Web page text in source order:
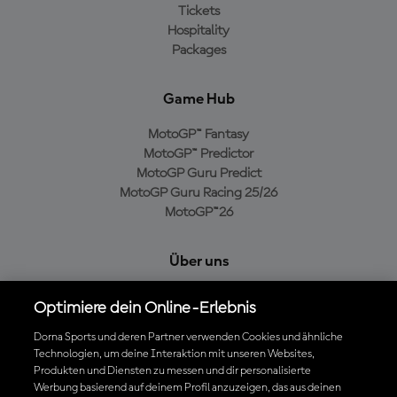
Tickets
Hospitality
Packages
Game Hub
MotoGP™ Fantasy
MotoGP™ Predictor
MotoGP Guru Predict
MotoGP Guru Racing 25/26
MotoGP™26
Über uns
Cookie-Richtlinien
Geschäftsbedingungen
Datenschutzrichtlinien
Kaufrichtlinie
Optimiere dein Online-Erlebnis
Dorna Sports und deren Partner verwenden Cookies und ähnliche
Technologien, um deine Interaktion mit unseren Websites,
Produkten und Diensten zu messen und dir personalisierte
Werbung basierend auf deinem Profil anzuzeigen, das aus deinen